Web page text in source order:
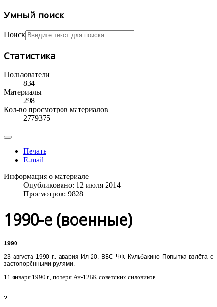
Умный поиск
Поиск
Статистика
Пользователи
834
Материалы
298
Кол-во просмотров материалов
2779375
Печать
E-mail
Информация о материале
Опубликовано: 12 июля 2014
Просмотров: 9828
1990-е (военные)
1990
23 августа 1990 г., авария Ил-20, ВВС ЧФ, Кульбакино Попытка взлёта с
застопорёнными рулями.
11 января 1990 г., потеря Ан-12БК советских силовиков
?